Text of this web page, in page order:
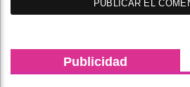
Publicidad